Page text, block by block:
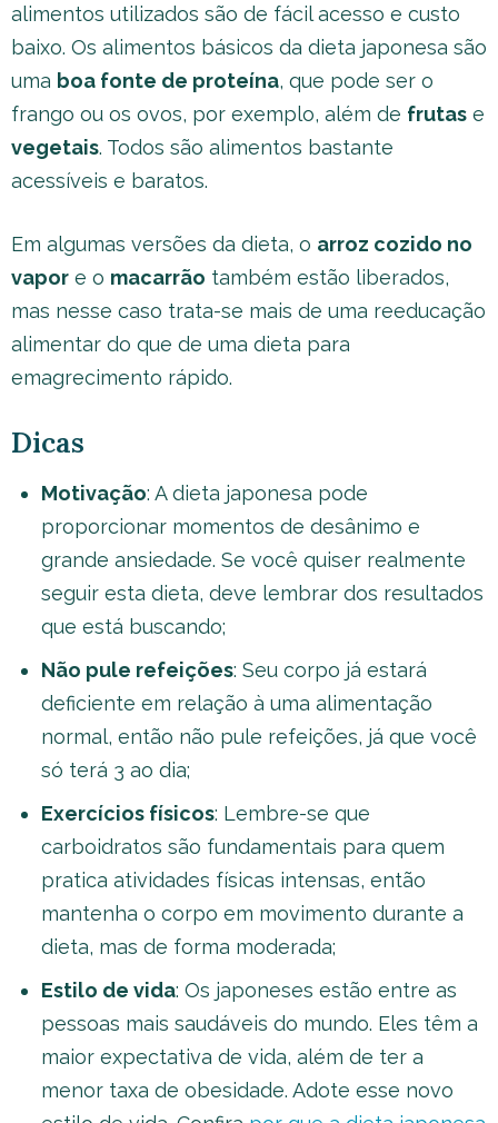
alimentos utilizados são de fácil acesso e custo
baixo. Os alimentos básicos da dieta japonesa são
uma boa fonte de proteína, que pode ser o
frango ou os ovos, por exemplo, além de frutas e
vegetais. Todos são alimentos bastante
acessíveis e baratos.
Em algumas versões da dieta, o arroz cozido no
vapor e o macarrão também estão liberados,
mas nesse caso trata-se mais de uma reeducação
alimentar do que de uma dieta para
emagrecimento rápido.
Dicas
Motivação: A dieta japonesa pode
proporcionar momentos de desânimo e
grande ansiedade. Se você quiser realmente
seguir esta dieta, deve lembrar dos resultados
que está buscando;
Não pule refeições: Seu corpo já estará
deficiente em relação à uma alimentação
normal, então não pule refeições, já que você
só terá 3 ao dia;
Exercícios físicos: Lembre-se que
carboidratos são fundamentais para quem
pratica atividades físicas intensas, então
mantenha o corpo em movimento durante a
dieta, mas de forma moderada;
Estilo de vida: Os japoneses estão entre as
pessoas mais saudáveis do mundo. Eles têm a
maior expectativa de vida, além de ter a
menor taxa de obesidade. Adote esse novo